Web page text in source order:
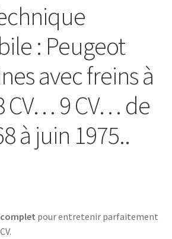
: Peugeot
avec freins à
CV… 9 CV… de
à juin 1975..
pour entretenir parfaitement